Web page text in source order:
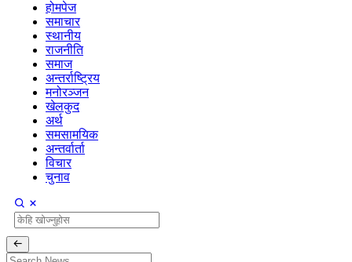
होमपेज
समाचार
स्थानीय
राजनीति
समाज
अन्तर्राष्ट्रिय
मनोरञ्जन
खेलकुद
अर्थ
समसामयिक
अन्तर्वार्ता
विचार
चुनाव